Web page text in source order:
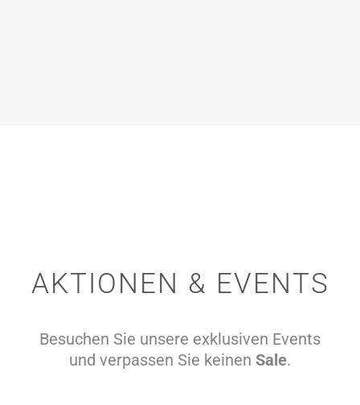
AKTIONEN & EVENTS
Besuchen Sie unsere exklusiven Events
und verpassen Sie keinen Sale.